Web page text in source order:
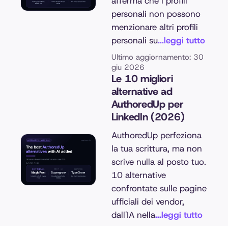
personali non possono
menzionare altri profili
personali su...leggi tutto
Ultimo aggiornamento: 30
giu 2026
Le 10 migliori
alternative ad
AuthoredUp per
LinkedIn (2026)
AuthoredUp perfeziona
la tua scrittura, ma non
scrive nulla al posto tuo.
10 alternative
confrontate sulle pagine
ufficiali dei vendor,
dall'IA nella...leggi tutto